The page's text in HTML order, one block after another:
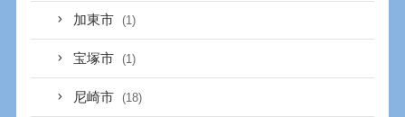
加東市 (1)
宝塚市 (1)
尼崎市 (18)